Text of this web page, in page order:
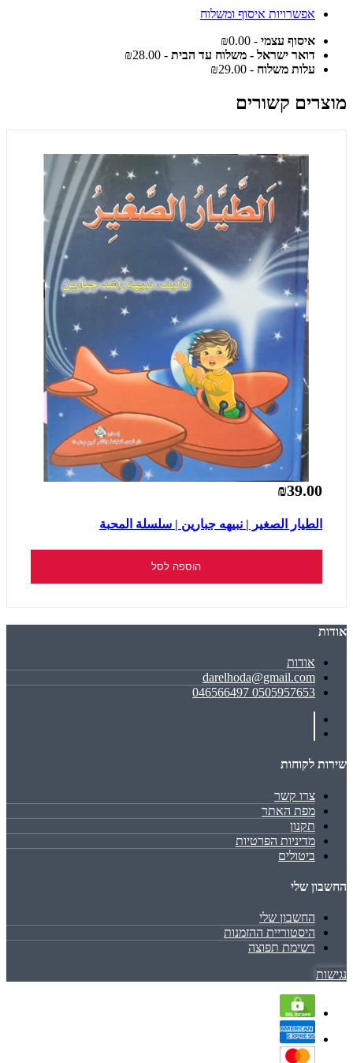
אפשרויות איסוף ומשלוח
איסוף עצמי - ₪0.00
דואר ישראל - משלוח עד הבית - ₪28.00
עלות משלוח - ₪29.00
מוצרים קשורים
₪39.00
الطيار الصغير | نبيهه جبارين | سلسلة المحبة
הוספה לסל
אודות
אודות
darelhoda@gmail.com
0505957653 046566497
שירות לקוחות
צרו קשר
מפת האתר
תקנון
מדיניות הפרטיות
ביטולים
החשבון שלי
החשבון שלי
היסטוריית ההזמנות
רשימת תפוצה
נגישות